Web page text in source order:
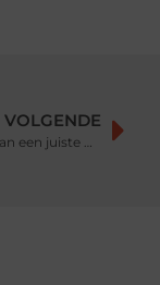
VOLGENDE
Het belang van een juiste diagnose bij rugklachten